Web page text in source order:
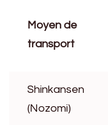
Moyen de
transport
Shinkansen
(Nozomi)